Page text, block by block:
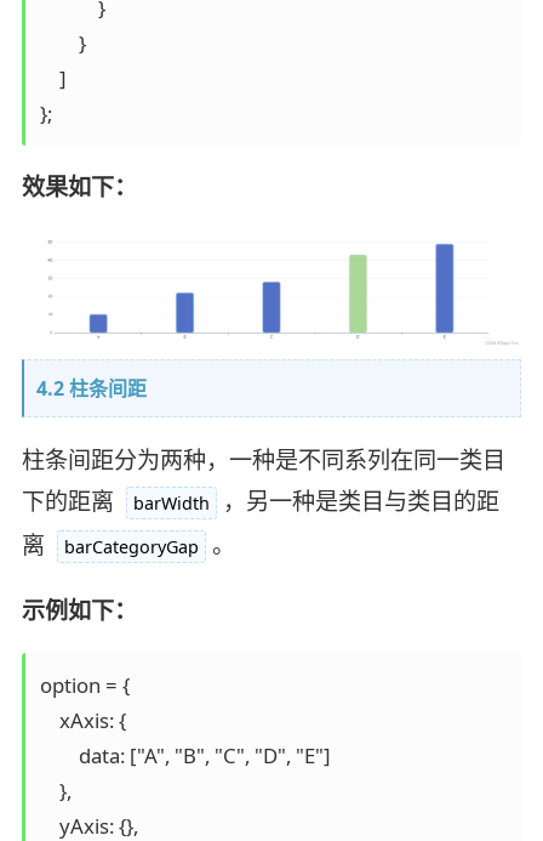
            }
        }
    ]
};
效果如下：
4.2 柱条间距
柱条间距分为两种，一种是不同系列在同一类目
下的距离
barWidth
，另一种是类目与类目的距
离
barCategoryGap 。
示例如下：
option = {
    xAxis: {
        data: ["A", "B", "C", "D", "E"]
    },
    yAxis: {},